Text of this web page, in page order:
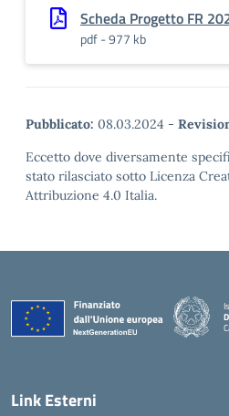
Scheda Progetto FR
pdf - 977 kb
Pubblicato: 08.03.2024 -
Eccetto dove diversamente
stato rilasciato sotto Licenza
Attribuzione 4.0 Italia.
Link Esterni